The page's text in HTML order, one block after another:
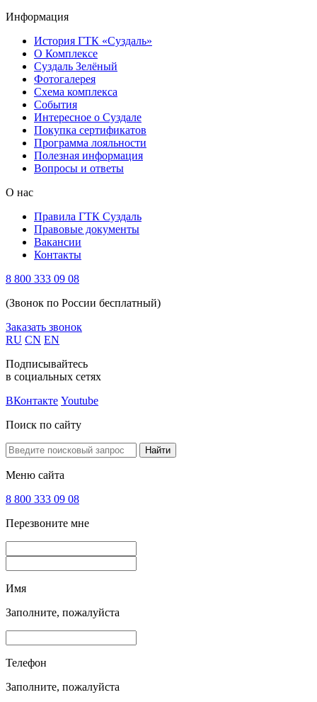
Информация
История ГТК «Суздаль»
О Комплексе
Суздаль Зелёный
Фотогалерея
Схема комплекса
Cобытия
Интересное о Суздале
Покупка сертификатов
Программа лояльности
Полезная информация
Вопросы и ответы
О нас
Правила ГТК Суздаль
Правовые документы
Вакансии
Контакты
8 800 333 09 08
(Звонок по России бесплатный)
Заказать звонок
RU CN EN
Подписывайтесь
в социальных сетях
ВКонтакте Youtube
Поиск по сайту
Найти
Меню сайта
8 800 333 09 08
Перезвоните мне
Имя
Заполните, пожалуйста
Телефон
Заполните, пожалуйста